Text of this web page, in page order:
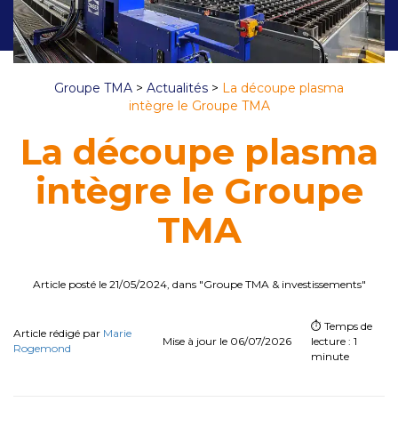
Groupe TMA > Actualités > La découpe plasma
intègre le Groupe TMA
La découpe plasma
intègre le Groupe
TMA
Article posté le 21/05/2024, dans "Groupe TMA & investissements"
Article rédigé par Marie
Rogemond
Mise à jour le 06/07/2026
⏱️ Temps de
lecture : 1
minute